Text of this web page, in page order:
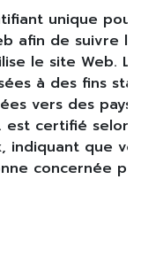
unique pour
afin de suivre la
le site Web.
à des fins
vers des pays
est certifié selon
indiquant que
concernée